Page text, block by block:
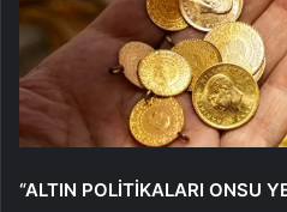
“ALTIN POLİTİKALARI ONSU